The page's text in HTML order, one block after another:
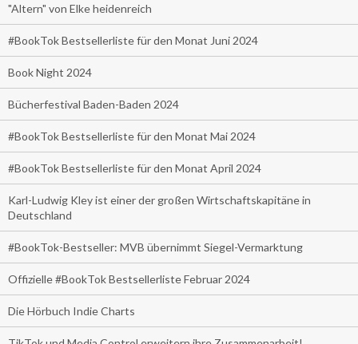
"Altern" von Elke heidenreich
#BookTok Bestsellerliste für den Monat Juni 2024
Book Night 2024
Bücherfestival Baden-Baden 2024
#BookTok Bestsellerliste für den Monat Mai 2024
#BookTok Bestsellerliste für den Monat April 2024
Karl-Ludwig Kley ist einer der großen Wirtschaftskapitäne in
Deutschland
#BookTok-Bestseller: MVB übernimmt Siegel-Vermarktung
Offizielle #BookTok Bestsellerliste Februar 2024
Die Hörbuch Indie Charts